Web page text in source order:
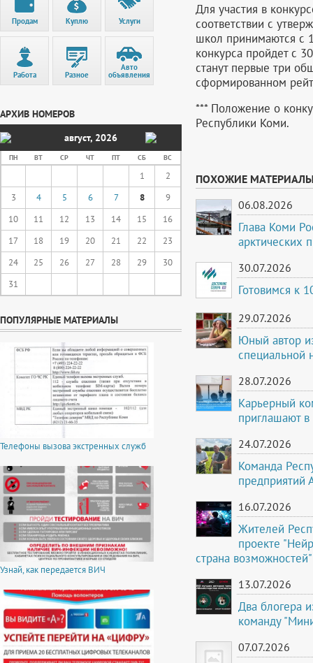
Продам Куплю Услуги
Работа Разное
Авто
объявления
АРХИВ НОМЕРОВ
август, 2026
ПН ВТ СР ЧТ ПТ СБ ВС
1
2
3
4 5 6 7 8
9
10
11 12 13 14 15
16
17
18 19 20 21 22
23
24
25 26 27 28 29
30
31
ПОПУЛЯРНЫЕ МАТЕРИАЛЫ
Телефоны вызова экстренных служб
Узнай, как передается ВИЧ
Для участия в
соответствии с
школ принимаются с
конкурса пройдет с
станут первые три
сформированном
*** Положение о
Республики Коми.
ПОХОЖИЕ
06.08.2026
Глава Коми
арктических
30.07.2026
Готовимся к
29.07.2026
Юный автор
специальной
28.07.2026
Карьерный
приглашают
24.07.2026
Команда
предприятий
16.07.2026
Жителей
проекте
страна возможностей"
13.07.2026
Два блогера
команду
07.07.2026